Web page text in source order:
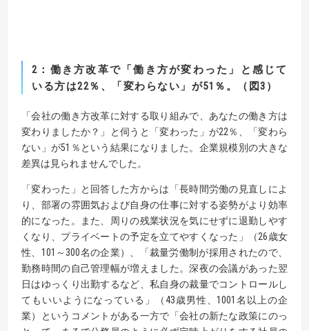
2 ：働き方改革で「働き方が変わった」と感じて
いる方は22％、「変わらない」が51 ％ 。（図3 ）
「会社の働き方改革に対する取り組みで、あなたの働き方は
変わりましたか？」と伺うと「変わった」が22％、「変わら
ない」が51％という結果になりました。企業規模別の大きな
差異は見られませんでした。
「変わった」と回答した方からは「長時間労働の見直しによ
り、部署の雰囲気および自身の仕事に対する姿勢がより効率
的になった。また、周りの残業状況を気にせずに退勤しやす
くなり、プライベートの予定を立てやすくなった」（26歳女
性、101～300名の企業）、「裁量労働制が採用されたので、
勤務時間の自己管理幅が増えました。深夜の会議があった翌
日はゆっくり出勤するなど、私自身の裁量でコントロールし
てもいいようになっている」（43歳男性、1001名以上の企
業）というコメントがある一方で「会社の新たな政策にのっ